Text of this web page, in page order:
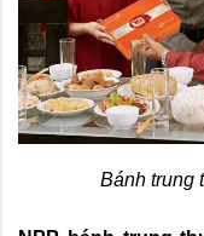
Bánh trung